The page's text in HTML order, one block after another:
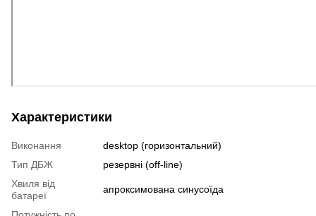
Характеристики
Виконання
desktop (горизонтальний)
Тип ДБЖ
резервні (off-line)
Хвиля від
батареї
апроксимована синусоїда